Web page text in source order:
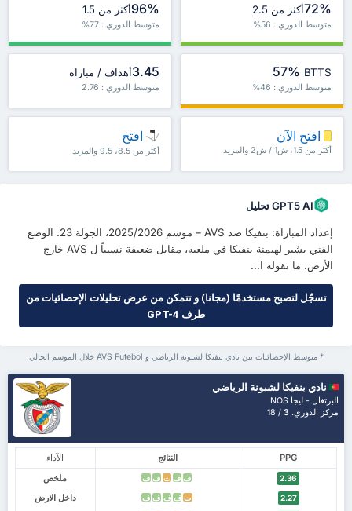
72%أكثر من 2.5
متوسط الدوري : 56%
96%أكثر من 1.5
متوسط الدوري : 77%
57% BTTS
متوسط الدوري : 46%
3.45أهداف / مباراة
متوسط الدوري : 2.76
افتح الآن
أكثر من 1.5، ش1 / ش2 والمزيد
افتح
أكثر من 8.5، 9.5 والمزيد
GPT5 AI تحليل
إعداد المباراة: بنفيكا ضد AVS – موسم 2025/2026، الجولة 23. الوضع
الفني يشير لهيمنة بنفيكا في ملعبه، مقابل ضعيفة نسبياً ل AVS خارج
الأرض. ما تقوله ا...
تسجّل لتصبح مستخدمًا (مجانا) و تتمكن من عرض تحليلات الإحصائيات من
طرف GPT-4
* متوسط الإحصائيات بين نادي بنفيكا لشبونة الرياضي و AVS Futebol خلال الموسم الحالي
نادي بنفيكا لشبونة الرياضي
البرتغال - ليجا NOS
مركز الدوري. 3
/ 18
الآداء النتائج
PPG
ملخص
ف ف ت ف ف 2.36
داخل الارض ت ف ف ف ف 2.27